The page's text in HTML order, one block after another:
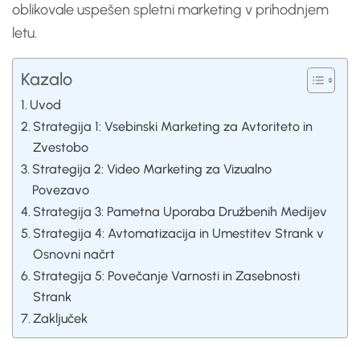
oblikovale uspešen spletni marketing v prihodnjem
letu.
Kazalo
Uvod
Strategija 1: Vsebinski Marketing za Avtoriteto in
Zvestobo
Strategija 2: Video Marketing za Vizualno
Povezavo
Strategija 3: Pametna Uporaba Družbenih Medijev
Strategija 4: Avtomatizacija in Umestitev Strank v
Osnovni načrt
Strategija 5: Povečanje Varnosti in Zasebnosti
Strank
Zaključek